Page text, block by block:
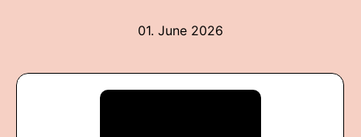
01. June 2026